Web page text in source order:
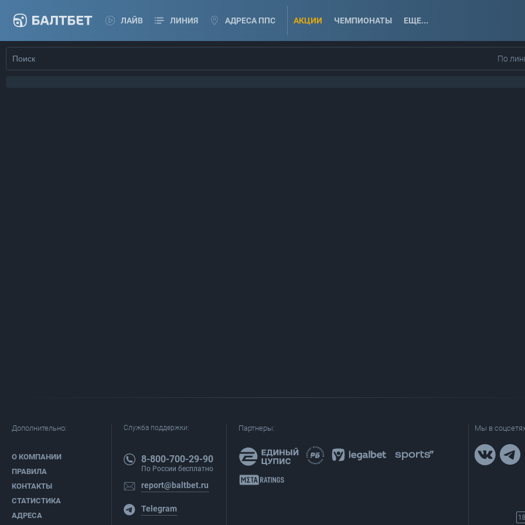
ЛАЙВ ЛИНИЯ АДРЕСА ППС АКЦИИ ЧЕМПИОНАТЫ ЕЩЕ...
По
Дополнительно:
О КОМПАНИИ
ПРАВИЛА
КОНТАКТЫ
СТАТИСТИКА
АДРЕСА
Служба поддержки:
8-800-700-29-90
По России бесплатно
report@baltbet.ru
Telegram
Партнеры: Мы в